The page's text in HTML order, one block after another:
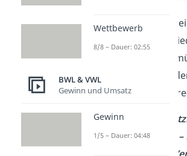
In der Regel verkauft
Unternehmen
Die einzelnen Erlöse
addiert
werden, um
Gesamtumsatz zu
Umsatz = (
(Verkaufspreis A –
Wettbewerb
8/8 – Dauer: 02:55
BWL & VWL
Gewinn und Umsatz
Gewinn
1/5 – Dauer: 04:48